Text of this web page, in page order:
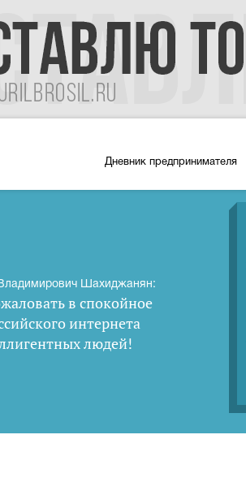
Дневник предпринимателя
Шахиджанян:
в спокойное
интернета
людей!